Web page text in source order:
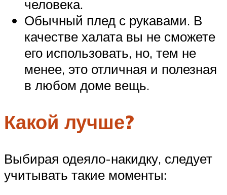
человека.
Обычный плед с рукавами. В
качестве халата вы не сможете
его использовать, но, тем не
менее, это отличная и полезная
в любом доме вещь.
Какой лучше?
Выбирая одеяло-накидку, следует
учитывать такие моменты: